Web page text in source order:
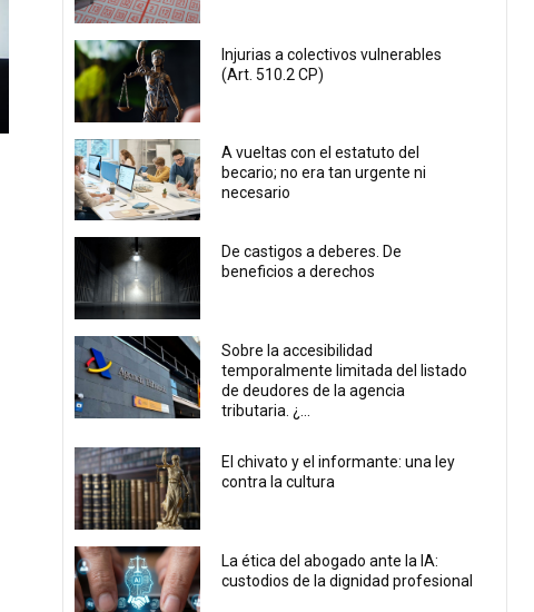
Injurias a colectivos vulnerables
(Art. 510.2 CP)
A vueltas con el estatuto del
becario; no era tan urgente ni
necesario
De castigos a deberes. De
beneficios a derechos
Sobre la accesibilidad
temporalmente limitada del listado
de deudores de la agencia
tributaria. ¿...
El chivato y el informante: una ley
contra la cultura
La ética del abogado ante la IA:
custodios de la dignidad profesional